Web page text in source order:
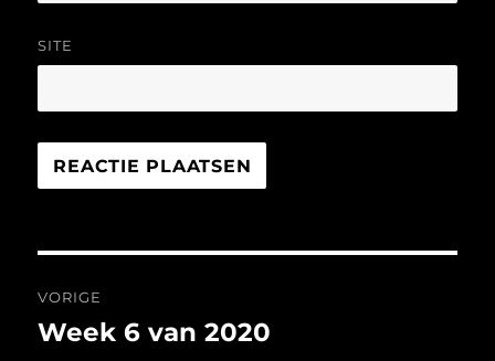
SITE
navigatie
VORIGE
Vorig
Week 6 van 2020